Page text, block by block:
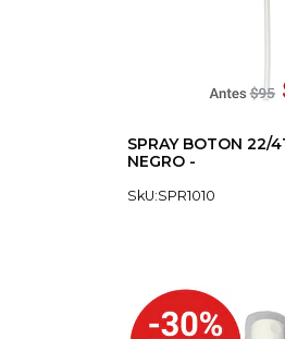
SPRAY BOTON 22/
NEGRO -
SkU:SPR1010